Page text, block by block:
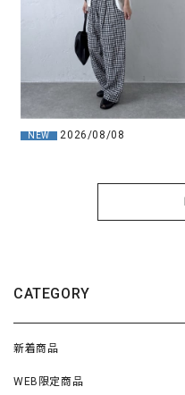
NEW 2026/08/08
CATEGORY
新着商品
WEB限定商品